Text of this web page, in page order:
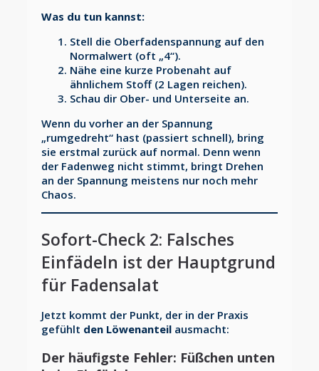
Was du tun kannst:
Stell die Oberfadenspannung auf den
Normalwert (oft „4“).
Nähe eine kurze Probenaht auf
ähnlichem Stoff (2 Lagen reichen).
Schau dir Ober- und Unterseite an.
Wenn du vorher an der Spannung
„rumgedreht“ hast (passiert schnell), bring
sie erstmal zurück auf normal. Denn wenn
der Fadenweg nicht stimmt, bringt Drehen
an der Spannung meistens nur noch mehr
Chaos.
Sofort-Check 2: Falsches
Einfädeln ist der Hauptgrund
für Fadensalat
Jetzt kommt der Punkt, der in der Praxis
gefühlt den Löwenanteil ausmacht:
Der häufigste Fehler: Füßchen unten